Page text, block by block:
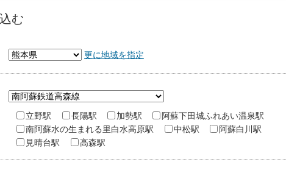
む
更に地域を指定
立野駅 長陽駅 加勢駅
阿蘇下田城ふれあい温泉駅
南阿蘇水の生まれる里白水高原駅
中松駅
阿蘇白川駅
見晴台駅
高森駅